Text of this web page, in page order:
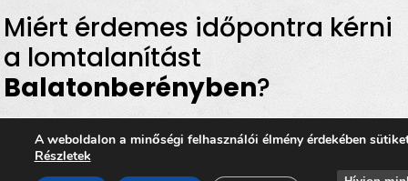
Miért érdemes időpontra kérni
a lomtalanítást
Balatonberényben?
történjen alomelszállítás Balatonberényben
Komplett szolgáltatás
– rakodás, szállítás és
A weboldalon a minőségi felhasználói élmény érdekében
Részletek